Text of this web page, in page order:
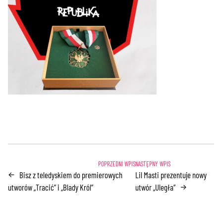
← Bisz z teledyskiem do premierowych
utworów „Tracić” i „Blady Król”
Lil Masti prezentuje nowy
utwór „Uległa” →